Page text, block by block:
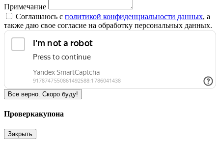
Примечание
Соглашаюсь c политикой конфиденциальности данных, а
также даю свое согласие на обработку персональных данных.
Все верно. Скоро буду!
Проверкакупона
Закрыть